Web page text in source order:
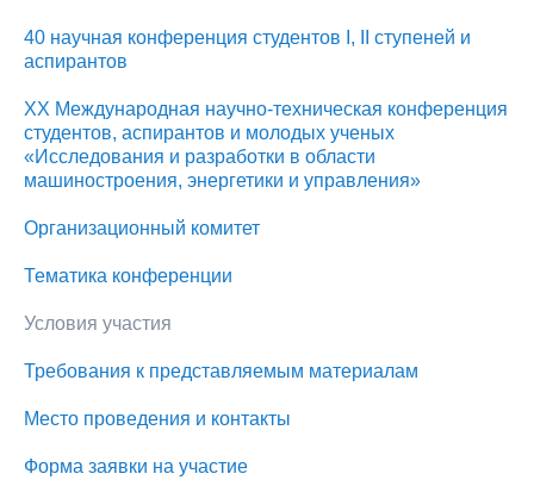
40 научная конференция студентов I, II ступеней и
аспирантов
XХ Международная научно-техническая конференция
студентов, аспирантов и молодых ученых
«Исследования и разработки в области
машиностроения, энергетики и управления»
Организационный комитет
Тематика конференции
Условия участия
Требования к представляемым материалам
Место проведения и контакты
Форма заявки на участие